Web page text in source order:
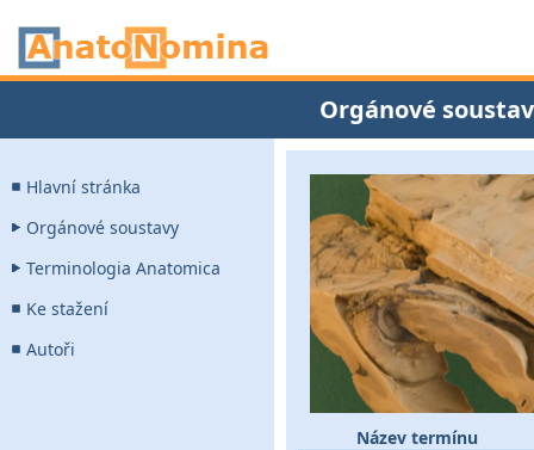
Orgánové
Hlavní stránka
Orgánové soustavy
Terminologia Anatomica
Ke stažení
Autoři
Název termínu